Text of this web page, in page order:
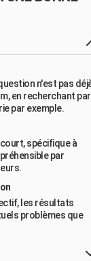
n'est pas
en recherchant par
par exemple.
spécifique à
par
les résultats
problèmes que